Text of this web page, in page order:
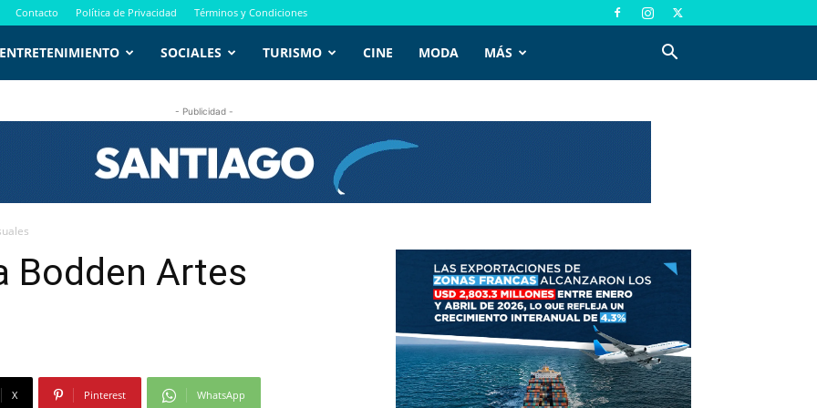
Contacto Política de Privacidad Términos y Condiciones
ENTRETENIMIENTO SOCIALES TURISMO CINE MODA MÁS
- Publicidad -
Bodden Artes
X Pinterest WhatsApp